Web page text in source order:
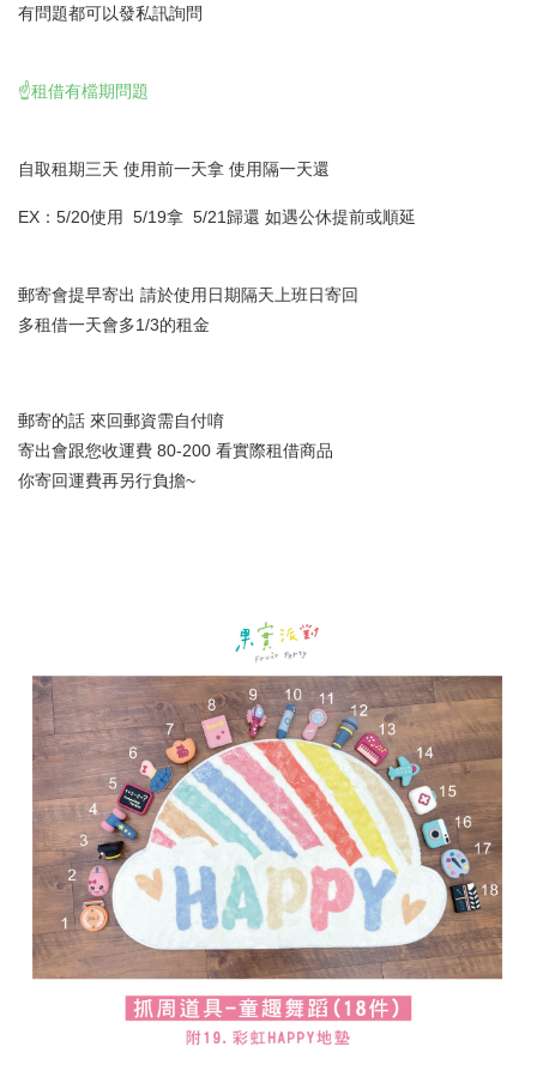
有問題都可以發私訊詢問
☝️租借有檔期問題
自取租期三天 使用前一天拿 使用隔一天還
EX：5/20使用 5/19拿 5/21歸還 如遇公休提前或順延
郵寄會提早寄出 請於使用日期隔天上班日寄回
多租借一天會多1/3的租金
郵寄的話 來回郵資需自付唷
寄出會跟您收運費 80-200 看實際租借商品
你寄回運費再另行負擔~